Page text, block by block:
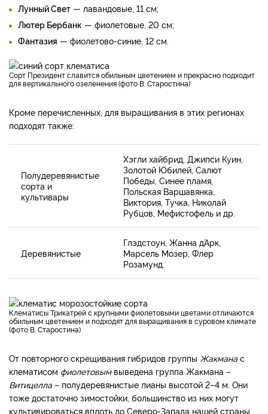
Лунный Свет — лавандовые, 11 см;
Лютер Бербанк — фиолетовые, 20 см;
Фантазия — фиолетово-синие, 12 см.
Сорт Президент славится обильным цветением и прекрасно подходит
для вертикального озеленения (фото В. Старостина)
Кроме перечисленных, для выращивания в этих регионах
подходят также:
Полудеревянистые
сорта и
культивары
Хэгли хайбрид, Джипси Куин,
Золотой Юбилей, Салют
Победы, Синее пламя,
Польская Варшавянка,
Виктория, Тучка, Николай
Рубцов, Мефистофель и др.
Деревянистые
Глэдстоун, Жанна д´Арк,
Марсель Мозер, Флер
Розамунд.
Клематисы Трикатрей с крупными фиолетовыми цветами отличаются
обильным цветением и подходят для выращивания в суровом климате
(фото В. Старостина)
От повторного скрещивания гибридов группы Жакмана с
клематисом фиолетовымвыведена группа Жакмана –
Витицелла – полудеревянистые лианы высотой 2–4 м. Они
тоже достаточно зимостойки, большинство из них могут
культивироваться вплоть до Северо-Запада нашей страны.